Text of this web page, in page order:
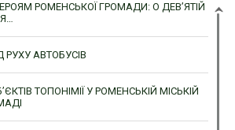
РОМЕНСЬКОЇ ГРОМАДИ: О ДЕВ’ЯТІЙ
АВТОБУСІВ
ТОПОНІМІЇ У РОМЕНСЬКІЙ МІСЬКІЙ